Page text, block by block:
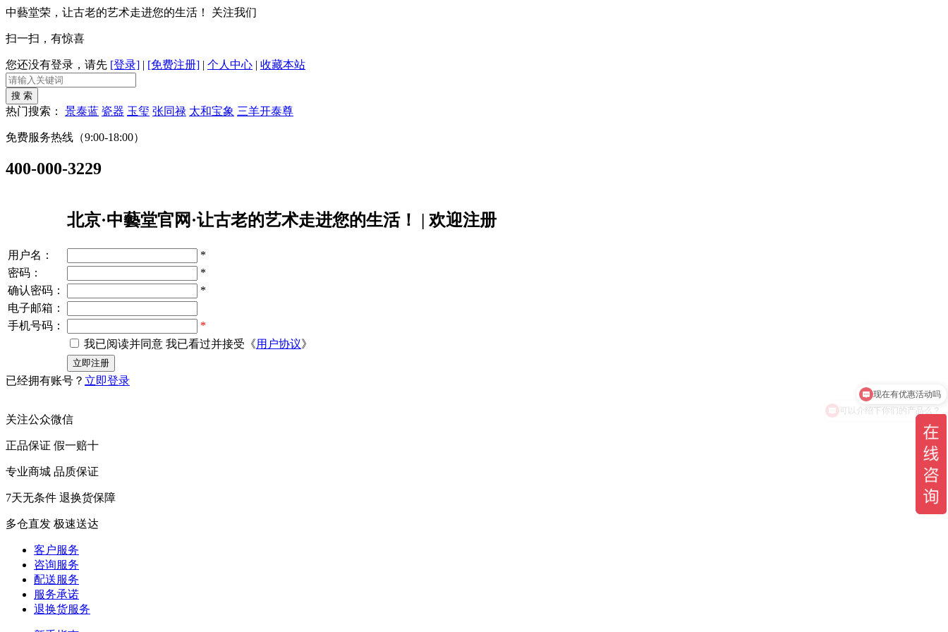
中藝堂荣，让古老的艺术走进您的生活！ 关注我们
扫一扫，有惊喜
您还没有登录，请先 [登录] | [免费注册] | 个人中心 | 收藏本站
热门搜索： 景泰蓝 瓷器 玉玺 张同禄 太和宝象 三羊开泰尊
免费服务热线（9:00-18:00）
400-000-3229
北京·中藝堂官网·让古老的艺术走进您的生活！ | 欢迎注册
用户名：
*
密码：
*
确认密码：
*
电子邮箱：
手机号码：
*
我已阅读并同意 我已看过并接受《用户协议》
已经拥有账号？ 立即登录
关注公众微信
正品保证 假一赔十
专业商城 品质保证
7天无条件 退换货保障
多仓直发 极速送达
客户服务
咨询服务
配送服务
服务承诺
退换货服务
可以介绍下你们的产品么？